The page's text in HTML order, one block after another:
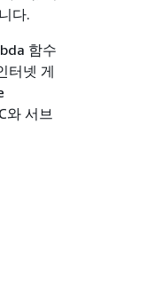
다.
함수
터넷 게
와 서브